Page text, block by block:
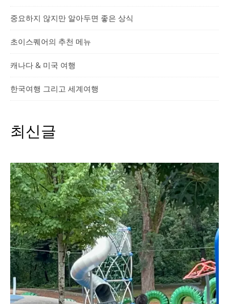
중요하지 않지만 알아두면 좋은 상식
초이스퀘어의 추천 메뉴
캐나다 & 미국 여행
한국여행 그리고 세계여행
최신글